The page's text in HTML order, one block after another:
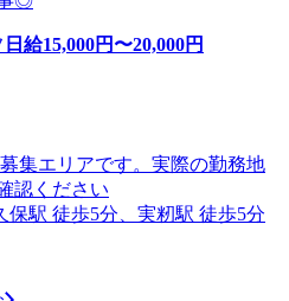
日給15,000円〜20,000円
集エリアです。実際の勤務地
認ください
駅 徒歩5分、実籾駅 徒歩5分